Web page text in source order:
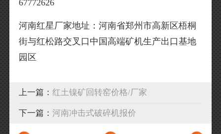
67772626
河南红星厂家地址：河南省郑州市高新区梧桐
街与红松路交叉口中国高端矿机生产出口基地
园区
上一篇：红土镍矿回转窑价格/厂家
下一篇： 河南冲击式破碎机报价